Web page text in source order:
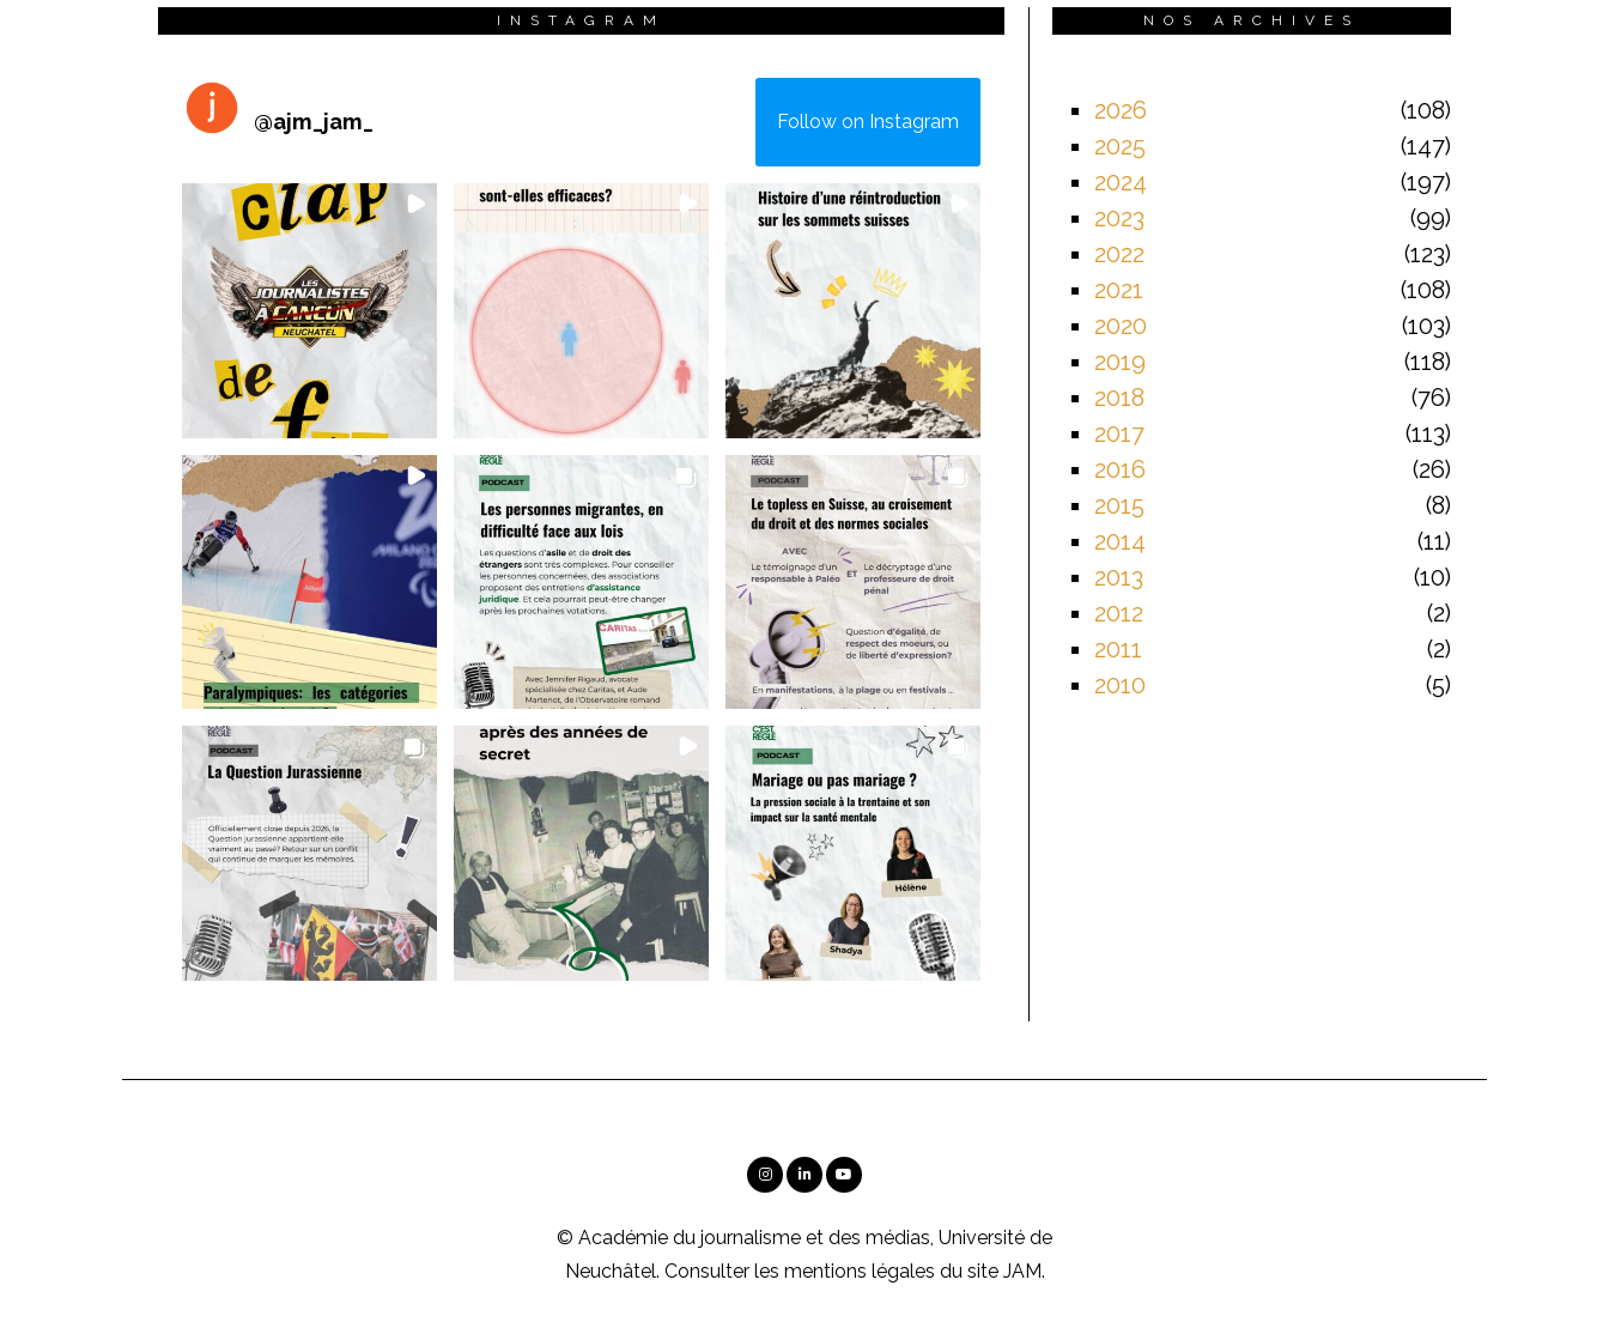
INSTAGRAM
@ajm_jam_ Follow on Instagram
NOS ARCHIVES
2026
108
2025
147
2024
197
2023
99
2022
123
2021
108
2020
103
2019
118
2018
76
2017
113
2016
26
2015
8
2014
11
2013
10
2012
2
2011
2
2010
5
© Académie du journalisme et des médias, Université de
Neuchâtel. Consulter les mentions légales du site JAM.